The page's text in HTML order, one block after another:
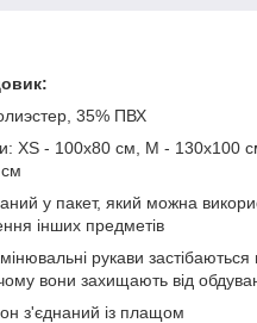
35% ПВХ
XS - 100x80 см, M - 130x100
у пакет, який можна
інших предметів
рукави застібаються
вони захищають від
з'єднаний із плащом